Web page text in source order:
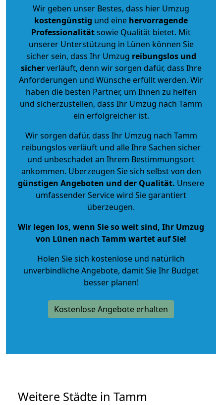
Wir geben unser Bestes, dass hier Umzug
kostengünstig und eine hervorragende
Professionalitätsowie Qualität bietet. Mit
unserer Unterstützung in Lünen können Sie
sicher sein, dass Ihr Umzug reibungslos und
sicherverläuft, denn wir sorgen dafür, dass Ihre
Anforderungen und Wünsche erfüllt werden. Wir
haben die besten Partner, um Ihnen zu helfen
und sicherzustellen, dass Ihr Umzug nach Tamm
ein erfolgreicher ist.
Wir sorgen dafür, dass Ihr Umzug nach Tamm
reibungslos verläuft und alle Ihre Sachen sicher
und unbeschadet an Ihrem Bestimmungsort
ankommen. Überzeugen Sie sich selbst von den
günstigen Angeboten und der Qualität. Unsere
umfassender Service wird Sie garantiert
überzeugen.
Wir legen los, wenn Sie so weit sind, Ihr Umzug
von Lünen nach Tamm wartet auf Sie!
Holen Sie sich kostenlose und natürlich
unverbindliche Angebote, damit Sie Ihr Budget
besser planen!
Kostenlose Angebote erhalten
Weitere Städte in Tamm